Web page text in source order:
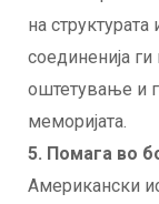
на
соединенија
оштетување и
меморијата.
5. Помага во
Американски